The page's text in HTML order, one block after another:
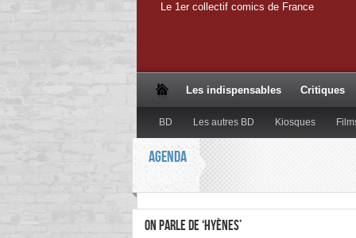
Le 1er collectif comics de France
Les indispensables Critiques
BD Les autres BD Kiosques
AGENDA
ON PARLE DE ‘HYÈNES’